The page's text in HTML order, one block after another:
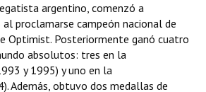
argentino, comenzó a
proclamarse campeón nacional de
Optimist. Posteriormente ganó cuatro
absolutos: tres en la
y 1995) y uno en la
Además, obtuvo dos medallas de